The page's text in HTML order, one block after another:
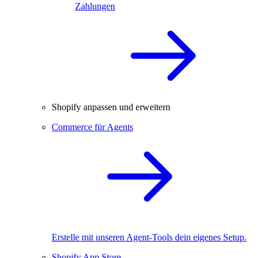
Zahlungen
Shopify anpassen und erweitern
Commerce für Agents
Erstelle mit unseren Agent-Tools dein eigenes Setup.